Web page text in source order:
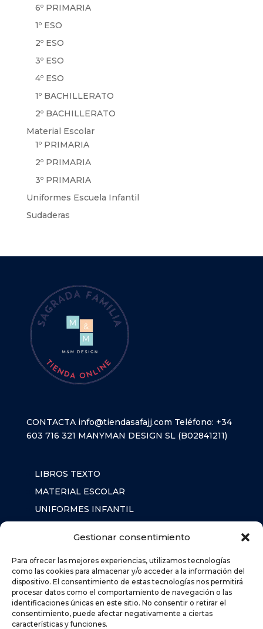
Gestionar consentimiento
Para ofrecer las mejores experiencias, utilizamos tecnologías
como las cookies para almacenar y/o acceder a la información del
dispositivo. El consentimiento de estas tecnologías nos permitirá
procesar datos como el comportamiento de navegación o las
identificaciones únicas en este sitio. No consentir o retirar el
consentimiento, puede afectar negativamente a ciertas
características y funciones.
6º PRIMARIA
1º ESO
2º ESO
3º ESO
4º ESO
1º BACHILLERATO
2º BACHILLERATO
Material Escolar
1º PRIMARIA
2º PRIMARIA
3º PRIMARIA
Uniformes Escuela Infantil
Sudaderas
CONTACTA info@tiendasafajj.com Teléfono: +34
603 716 321 MANYMAN DESIGN SL (B02841211)
LIBROS TEXTO
MATERIAL ESCOLAR
UNIFORMES INFANTIL
AVISO LEGAL
POLÍTICA DE PRIVACIDAD
POLÍTICA DE COOKIES (UE)